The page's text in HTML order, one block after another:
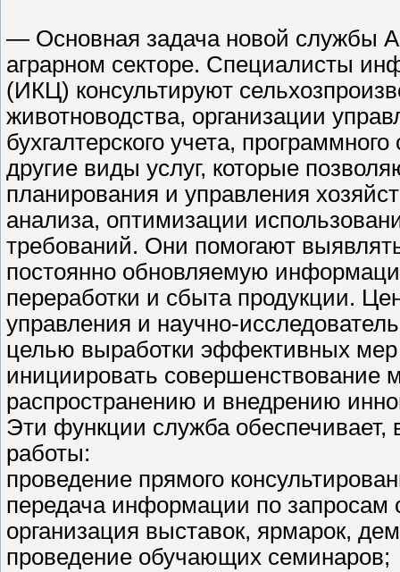
— Основная задача новой службы
аграрном секторе. Специалисты
(ИКЦ) консультируют
животноводства, организации
бухгалтерского учета,
другие виды услуг, которые
планирования и управления
анализа, оптимизации
требований. Они помогают
постоянно обновляемую
переработки и сбыта продукции.
управления и научно-
целью выработки эффективных мер
инициировать совершенствование
распространению и внедрению
Эти функции служба
работы:
проведение прямого
передача информации по запросам
организация выставок, ярмарок,
проведение обучающих семинаров;